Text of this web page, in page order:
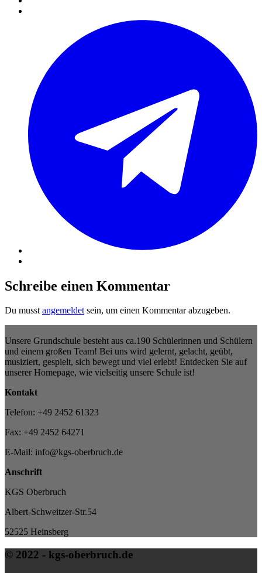
Schreibe einen Kommentar
Du musstangemeldetsein, um einen Kommentar abzugeben.
Unsere Grundschule besteht aus ca.190 Schülerinnen und Schülern
und einem großen Team! Bei uns wird gelernt, gelacht, geübt,
musiziert, gespielt, sich bewegt und viel erlebt! Entdecken Sie auf
unserer Homepage, wie vielseitig unsere Schule ist!
Kontakt
Telefon: +49 2452 61323
Fax: +49 2452 64271
E-Mail: info@kgs-oberbruch.de
Anschrift
KGS Oberbruch
Albert-Schweitzer-Str.54
52525 Heinsberg
© 2022 - kgs-oberbruch.de